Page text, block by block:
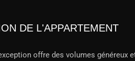
DE L'APPARTEMENT
offre des volumes généreux